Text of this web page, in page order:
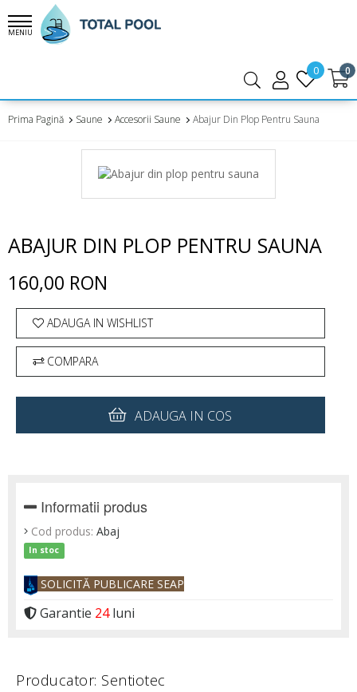
MENIU
0 0
Prima Pagină Saune Accesorii Saune Abajur Din Plop Pentru Sauna
ABAJUR DIN PLOP PENTRU SAUNA
160,00 RON
ADAUGA IN WISHLIST
COMPARA
ADAUGA IN COS
Informatii produs
Cod produs: Abaj
In stoc
SOLICITĂ PUBLICARE SEAP
Garantie 24luni
Producator: Sentiotec